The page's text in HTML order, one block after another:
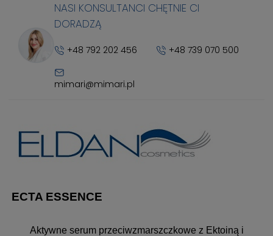
NASI KONSULTANCI CHĘTNIE CI
DORADZĄ
+48 792 202 456 +48 739 070 500
mimari@mimari.pl
ECTA ESSENCE
Aktywne serum przeciwzmarszczkowe z Ektoiną i